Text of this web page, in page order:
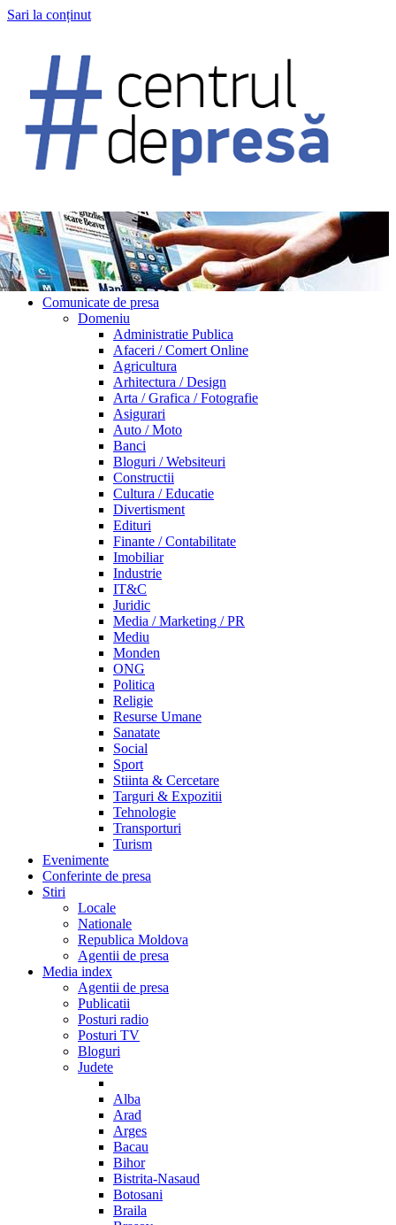
Sari la conținut
Comunicate de presa
Domeniu
Administratie Publica
Afaceri / Comert Online
Agricultura
Arhitectura / Design
Arta / Grafica / Fotografie
Asigurari
Auto / Moto
Banci
Bloguri / Websiteuri
Constructii
Cultura / Educatie
Divertisment
Edituri
Finante / Contabilitate
Imobiliar
Industrie
IT&C
Juridic
Media / Marketing / PR
Mediu
Monden
ONG
Politica
Religie
Resurse Umane
Sanatate
Social
Sport
Stiinta & Cercetare
Targuri & Expozitii
Tehnologie
Transporturi
Turism
Evenimente
Conferinte de presa
Stiri
Locale
Nationale
Republica Moldova
Agentii de presa
Media index
Agentii de presa
Publicatii
Posturi radio
Posturi TV
Bloguri
Judete
Alba
Arad
Arges
Bacau
Bihor
Bistrita-Nasaud
Botosani
Braila